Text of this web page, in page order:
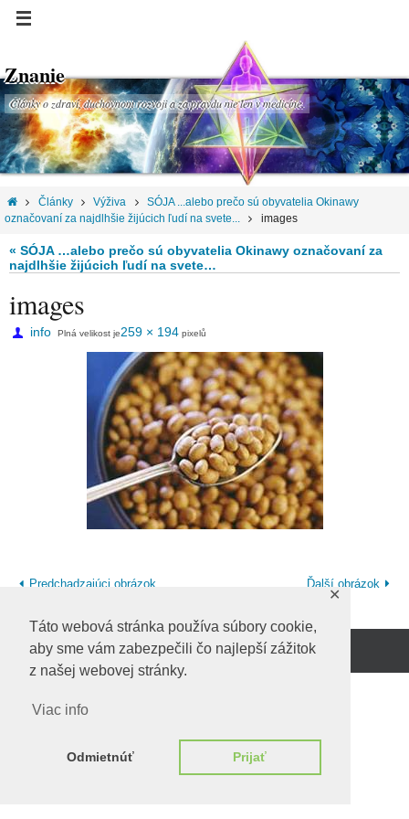
Táto webová stránka používa súbory cookie,
aby sme vám zabezpečili čo najlepší zážitok
z našej webovej stránky.
Viac info
Odmietnúť Prijať
✕
Znanie
Články o zdraví, duchovnom rozvoji a za pravdu nie len v medicíne.
Články Výživa
SÓJA ...alebo prečo sú obyvatelia Okinawy
označovaní za najdlhšie žijúcich ľudí na svete...
images
« SÓJA …alebo prečo sú obyvatelia Okinawy označovaní za
najdlhšie žijúcich ľudí na svete…
images
info Plná velikost je259 × 194 pixelů
Predchadzajúci obrázok Ďalší obrázok
Beží na WordPress.